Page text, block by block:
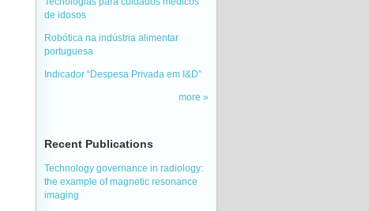
de idosos
Robótica na indústria alimentar
portuguesa
Indicador “Despesa Privada em I&D”
more
Recent Publications
Technology governance in radiology:
the example of magnetic resonance
imaging